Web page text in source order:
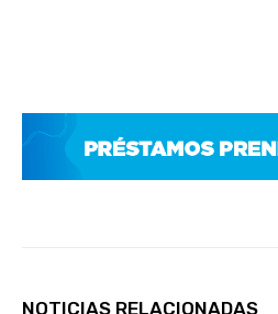
NOTICIAS RELACIONADAS